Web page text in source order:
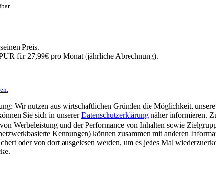
Preis.
für 27,99€ pro Monat (jährliche Abrechnung).
Wir nutzen aus wirtschaftlichen Gründen die Möglichkeit,
Sie sich in unsererDatenschutzerklärung näher informieren.
Werbeleistung und der Performance von Inhalten sowie
Kennungen) können zusammen mit anderen
oder von dort ausgelesen werden, um es jedes Mal